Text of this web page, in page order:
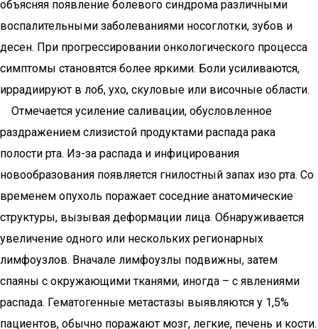
объясняя появление болевого синдрома различными
воспалительными заболеваниями носоглотки, зубов и
десен. При прогрессировании онкологического процесса
симптомы становятся более яркими. Боли усиливаются,
иррадиируют в лоб, ухо, скуловые или височные области.
Отмечается усиление саливации, обусловленное
раздражением слизистой продуктами распада рака
полости рта. Из-за распада и инфицирования
новообразования появляется гнилостный запах изо рта. Со
временем опухоль поражает соседние анатомические
структуры, вызывая деформации лица. Обнаруживается
увеличение одного или нескольких регионарных
лимфоузлов. Вначале лимфоузлы подвижны, затем
спаяны с окружающими тканями, иногда – с явлениями
распада. Гематогенные метастазы выявляются у 1,5%
пациентов, обычно поражают мозг, легкие, печень и кости.